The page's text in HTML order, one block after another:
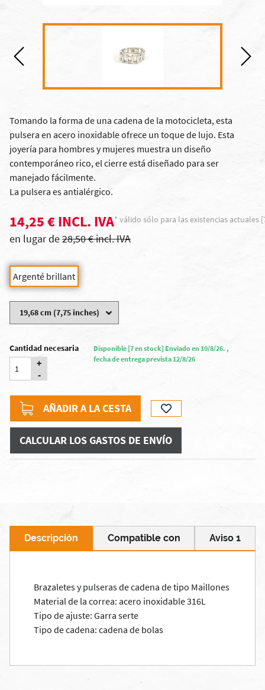
Tomando la forma de una cadena de la motocicleta, esta
pulsera en acero inoxidable ofrece un toque de lujo. Esta
joyería para hombres y mujeres muestra un diseño
contemporáneo rico, el cierre está diseñado para ser
manejado fácilmente.
La pulsera es antialérgico.
14,25 € INCL. IVA* válido sólo para las existencias actuales
en lugar de28,50 € incl. IVA
Argenté brillant
Cantidad necesaria
+
-
Disponible [7 en stock] Enviado en 10/8/26. ,
fecha de entrega prevista 12/8/26
AÑADIR A LA CESTA
CALCULAR LOS GASTOS DE ENVÍO
Descripción Compatible con Aviso 1
Brazaletes y pulseras de cadena de tipo Maillones
Material de la correa: acero inoxidable 316L
Tipo de ajuste: Garra serte
Tipo de cadena: cadena de bolas